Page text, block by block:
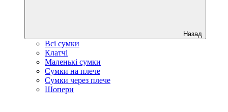
Назад
Всі сумки
Клатчі
Маленькі сумки
Сумки на плече
Сумки через плече
Шопери